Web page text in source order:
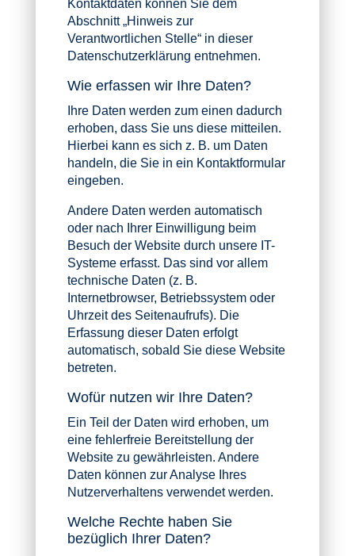
Kontaktdaten können Sie dem
Abschnitt „Hinweis zur
Verantwortlichen Stelle“ in dieser
Datenschutzerklärung entnehmen.
Wie erfassen wir Ihre Daten?
Ihre Daten werden zum einen dadurch
erhoben, dass Sie uns diese mitteilen.
Hierbei kann es sich z. B. um Daten
handeln, die Sie in ein Kontaktformular
eingeben.
Andere Daten werden automatisch
oder nach Ihrer Einwilligung beim
Besuch der Website durch unsere IT-
Systeme erfasst. Das sind vor allem
technische Daten (z. B.
Internetbrowser, Betriebssystem oder
Uhrzeit des Seitenaufrufs). Die
Erfassung dieser Daten erfolgt
automatisch, sobald Sie diese Website
betreten.
Wofür nutzen wir Ihre Daten?
Ein Teil der Daten wird erhoben, um
eine fehlerfreie Bereitstellung der
Website zu gewährleisten. Andere
Daten können zur Analyse Ihres
Nutzerverhaltens verwendet werden.
Welche Rechte haben Sie
bezüglich Ihrer Daten?